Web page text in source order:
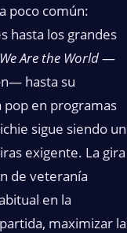
poco común:
hasta los grandes
We Are the World—
hasta su
en programas
sigue siendo un
exigente. La gira
de veteranía
en la
maximizar la